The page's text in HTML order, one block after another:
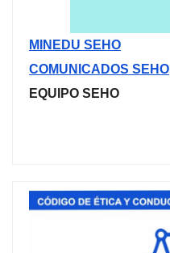
MINEDU SEHO
COMUNICADOS SEHO
EQUIPO SEHO